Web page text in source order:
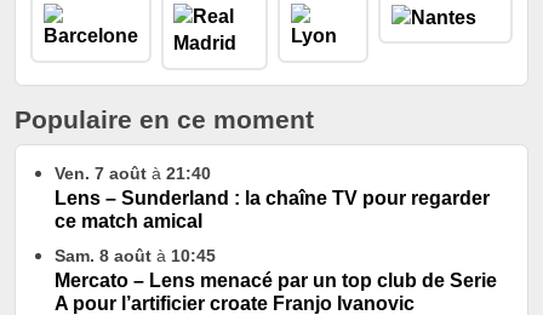
Populaire en ce moment
Ven. 7 août à 21:40
Lens – Sunderland : la chaîne TV pour regarder
ce match amical
Sam. 8 août à 10:45
Mercato – Lens menacé par un top club de Serie
A pour l’artificier croate Franjo Ivanovic